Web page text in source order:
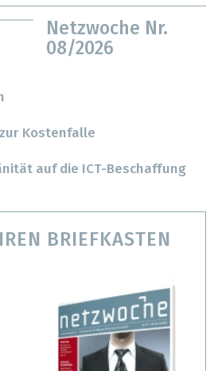
Netzwoche Nr.
08/2026
Kostenfalle
auf die ICT-Beschaffung
BRIEFKASTEN